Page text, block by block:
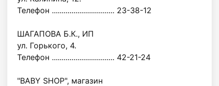
Телефон ................................ 23-38-12
ШАГАПОВА Б.К., ИП
ул. Горького, 4.
Телефон ................................ 42-21-24
"BABY SHOP", магазин